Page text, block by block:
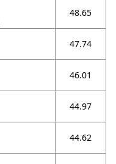
48.65
47.74
46.01
44.97
44.62